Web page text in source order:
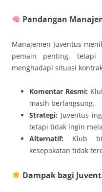
Pandangan
Manajemen Juventus
pemain penting, tetapi
menghadapi situasi
Komentar Resmi:
masih berlangsung.
Strategi: Juventus
tetapi tidak ingin
Alternatif: Klub
kesepakatan tidak
Dampak bagi